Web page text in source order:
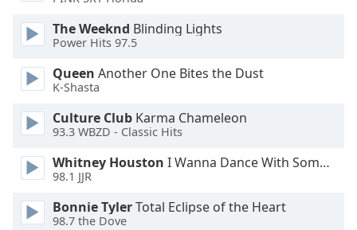
Opacity
Caption
Background
Color
The Weeknd Blinding Lights
Power Hits 97.5
Queen Another One Bites the Dust
K-Shasta
Culture Club Karma Chameleon
93.3 WBZD - Classic Hits
Whitney Houston I Wanna Dance With Somebody
98.1 JJR
Bonnie TylerTotal Eclipse of the Heart
98.7 the Dove